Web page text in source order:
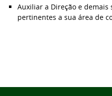
Auxiliar a Direção e demais
pertinentes a sua área de